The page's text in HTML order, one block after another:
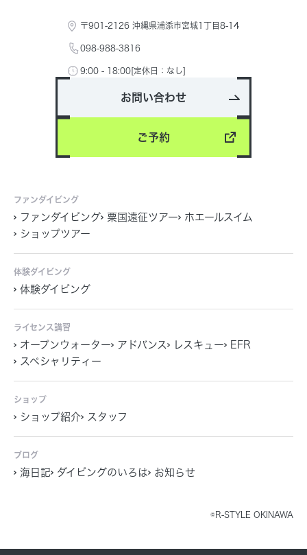
〒901-2126 沖縄県浦添市宮城1丁目8-14
098-988-3816
9:00 - 18:00[定休日：なし]
お問い合わせ
ご予約
ファンダイビング
ファンダイビング 粟国遠征ツアー
ホエールスイム
ショップツアー
体験ダイビング
体験ダイビング
ライセンス講習
オープンウォーター アドバンス レスキュー
EFR
スペシャリティー
ショップ
ショップ紹介 スタッフ
ブログ
海日記 ダイビングのいろは お知らせ
©R-STYLE OKINAWA